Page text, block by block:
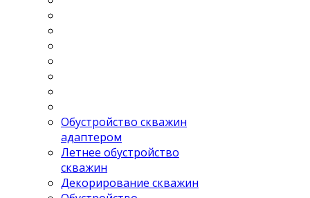
Обустройство скважин
адаптером
Летнее обустройство
скважин
Декорирование скважин